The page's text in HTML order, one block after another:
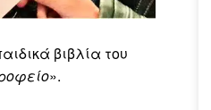
βιβλία του
».